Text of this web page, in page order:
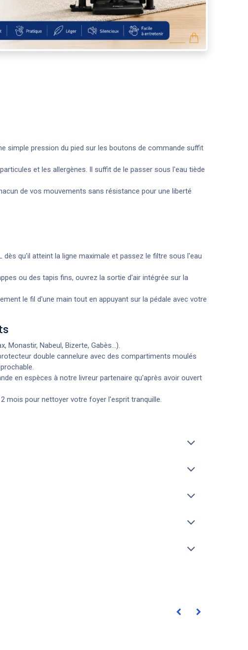
simple pression du pied sur les boutons de commande suffit
et les allergènes. Il suffit de le passer sous l'eau tiède
de vos mouvements sans résistance pour une liberté
qu'il atteint la ligne maximale et passez le filtre sous l'eau
ou des tapis fins, ouvrez la sortie d'air intégrée sur la
le fil d'une main tout en appuyant sur la pédale avec votre
Monastir, Nabeul, Bizerte, Gabès...).
double cannelure avec des compartiments moulés
en espèces à notre livreur partenaire qu'après avoir ouvert
mois pour nettoyer votre foyer l'esprit tranquille.